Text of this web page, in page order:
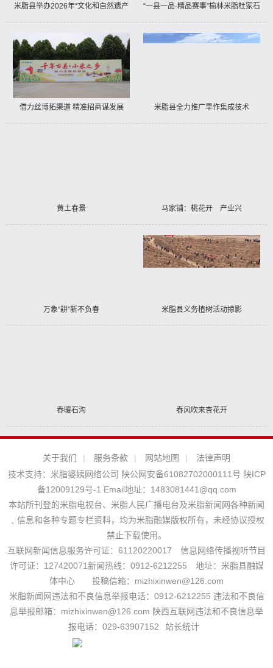
米脂县举办2026年“文化和自然遗产
日”活动
“一县一品·精品赛事”榆林米脂杜家石
沟树山山地自行车越野挑战赛暨六五
环境日高西沟生态观光赛掠影
借力丝博拓渠道 精准招商谋发展
——米脂县参展第十届丝博会
米脂县全力推广旱作集成技术
黄土春景 马家铺：桃花开 产业兴
万象“耕”新不负春 米脂县义务植树活动掠影
春暖石沟 春风吹来杏花开
关于我们 | 服务条款 | 网站地图 |
法律声明
技术支持： 米脂婆姨网络公司 陕公网安备61082702000111号 陕ICP
备12009129号-1 Email地址： 1483081441@qq.com
本站所刊登的米脂电视台、米脂人民广播电台及米脂新闻网各种新闻
﹑信息和各种专题专栏资料，均为米脂融媒版权所有，未经协议授权
禁止下载使用。
互联网新闻信息服务许可证：61120220017 信息网络传播视听节目
许可证：127420071新闻热线：0912-6212255 地址：米脂县融媒
体中心 投稿信箱：mizhixinwen@126.com
米脂新闻网违法和不良信息举报电话：0912-6212255 违法和不良信
息举报邮箱：mizhixinwen@126.com 陕西互联网违法和不良信息举
报电话：029-63907152
站长统计